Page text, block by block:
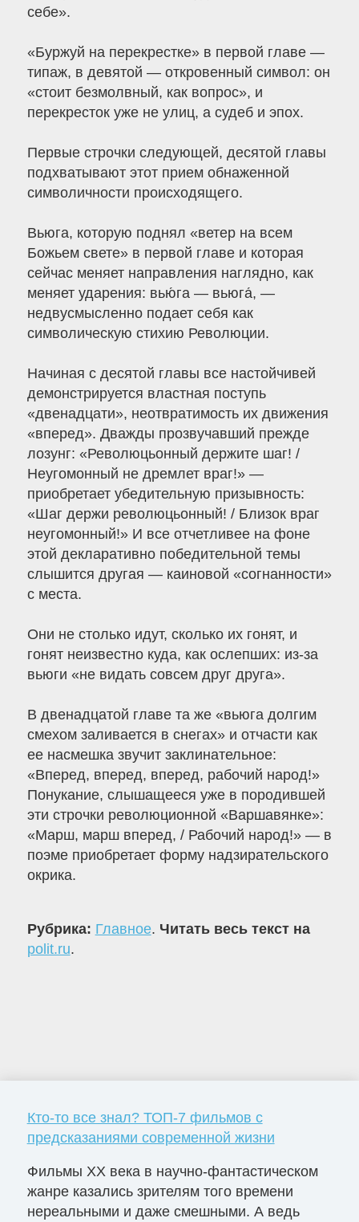
себе».
«Буржуй на перекрестке» в первой главе —
типаж, в девятой — откровенный символ: он
«стоит безмолвный, как вопрос», и
перекресток уже не улиц, а судеб и эпох.
Первые строчки следующей, десятой главы
подхватывают этот прием обнаженной
символичности происходящего.
Вьюга, которую поднял «ветер на всем
Божьем свете» в первой главе и которая
сейчас меняет направления наглядно, как
меняет ударения: вью́га — вьюга́, —
недвусмысленно подает себя как
символическую стихию Революции.
Начиная с десятой главы все настойчивей
демонстрируется властная поступь
«двенадцати», неотвратимость их движения
«вперед». Дважды прозвучавший прежде
лозунг: «Революцьонный держите шаг! /
Неугомонный не дремлет враг!» —
приобретает убедительную призывность:
«Шаг держи революцьонный! / Близок враг
неугомонный!» И все отчетливее на фоне
этой декларативно победительной темы
слышится другая — каиновой «согнанности»
с места.
Они не столько идут, сколько их гонят, и
гонят неизвестно куда, как ослепших: из-за
вьюги «не видать совсем друг друга».
В двенадцатой главе та же «вьюга долгим
смехом заливается в снегах» и отчасти как
ее насмешка звучит заклинательное:
«Вперед, вперед, вперед, рабочий народ!»
Понукание, слышащееся уже в породившей
эти строчки революционной «Варшавянке»:
«Марш, марш вперед, / Рабочий народ!» — в
поэме приобретает форму надзирательского
окрика.
Рубрика: Главное. Читать весь текст на
polit.ru.
Кто-то все знал? ТОП-7 фильмов с
предсказаниями современной жизни
Фильмы ХХ века в научно-фантастическом
жанре казались зрителям того времени
нереальными и даже смешными. А ведь